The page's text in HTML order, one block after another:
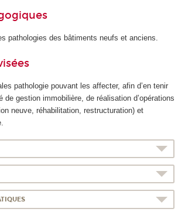
pathologies des bâtiments neufs et anciens.
pathologie pouvant les affecter, afin d’en tenir
gestion immobilière, de réalisation d’opérations
neuve, réhabilitation, restructuration) et